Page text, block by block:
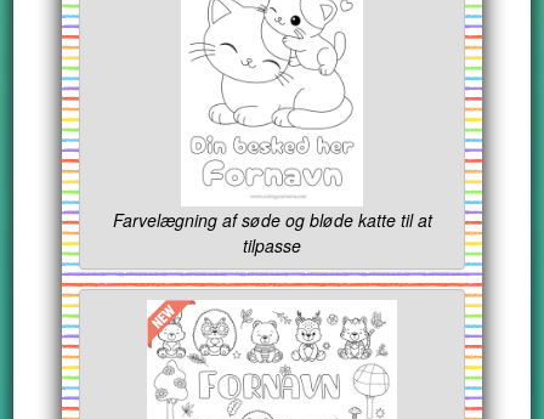
Farvelægning af søde og bløde katte til at
tilpasse